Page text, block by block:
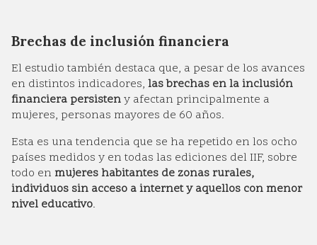
Brechas de inclusión financiera
El estudio también destaca que, a pesar de los avances
en distintos indicadores, las brechas en la inclusión
financiera persisteny afectan principalmente a
mujeres, personas mayores de 60 años.
Esta es una tendencia que se ha repetido en los ocho
países medidos y en todas las ediciones del IIF, sobre
todo en mujeres habitantes de zonas rurales,
individuos sin acceso a internet y aquellos con menor
nivel educativo.